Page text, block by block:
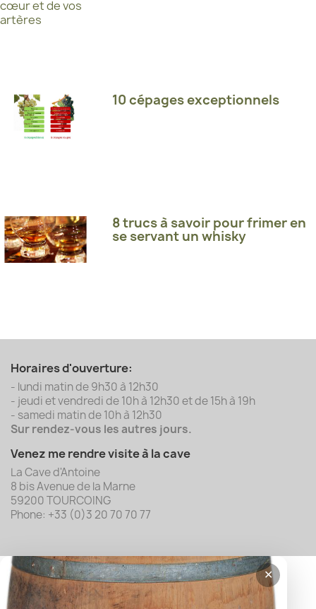
10 cépages exceptionnels
8 trucs à savoir pour frimer en
se servant un whisky
Horaires d'ouverture:
- lundi matin de 9h30 à 12h30
- jeudi et vendredi de 10h à 12h30 et de 15h à 19h
- samedi matin de 10h à 12h30
Sur rendez-vous les autres jours.
Venez me rendre visite à la cave
La Cave d'Antoine
8 bis Avenue de la Marne
59200 TOURCOING
Phone: +33 (0)3 20 70 70 77
✕